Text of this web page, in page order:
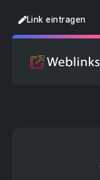
Link eintragen